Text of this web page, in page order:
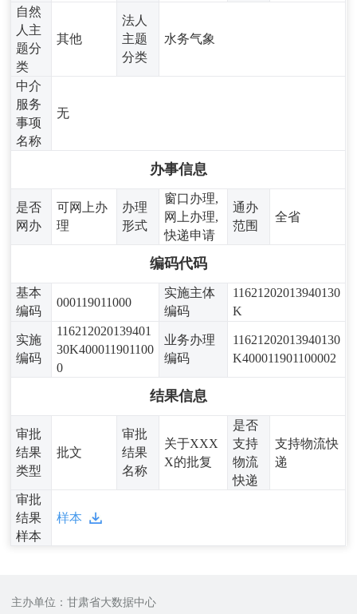
自然
人主
题分
类
其他
法人
主题
分类
水务气象
中介
服务
事项
名称
无
办事信息
是否
网办
可网上办
理
办理
形式
窗口办理,
网上办理,
快递申请
通办
范围
全省
编码代码
基本
编码
000119011000
实施主体
编码
11621202013940130
K
实施
编码
116212020139401
30K400011901100
0
业务办理
编码
11621202013940130
K400011901100002
结果信息
审批
结果
类型
批文
审批
结果
名称
关于XXX
X的批复
是否
支持
物流
快递
支持物流快
递
审批
结果
样本
样本
主办单位：甘肃省大数据中心